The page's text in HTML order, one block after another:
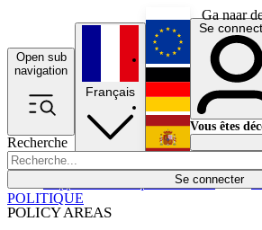
Ga naar
Open sub
navigation
Recherche
Se connecter
POLICY AREAS
Économie
Français
English
Deutsch
Español
Se
Vous êtes
POLITIQUE